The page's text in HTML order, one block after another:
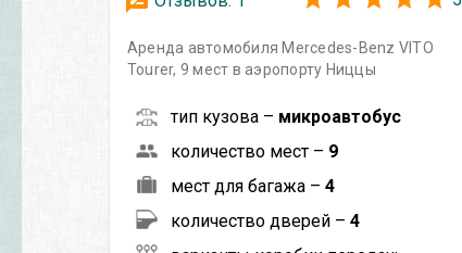
Аренда автомобиля Mercedes-Benz VITO
Tourer, 9 мест в аэропорту Ниццы
тип кузова – микроавтобус
количество мест – 9
мест для багажа – 4
количество дверей – 4